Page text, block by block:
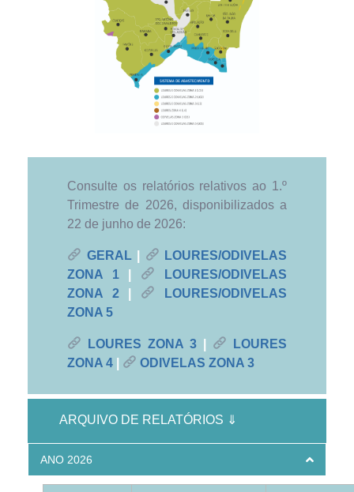
Consulte os relatórios relativos ao 1.º
Trimestre de 2026, disponibilizados a
22 de junho de 2026:
GERAL
LOURES/ODIVELAS
ZONA 1
LOURES/ODIVELAS
ZONA 2
LOURES/ODIVELAS
ZONA 5
LOURES ZONA 3
LOURES
ZONA 4
ODIVELAS ZONA 3
ARQUIVO DE RELATÓRIOS ⇓
ANO 2026